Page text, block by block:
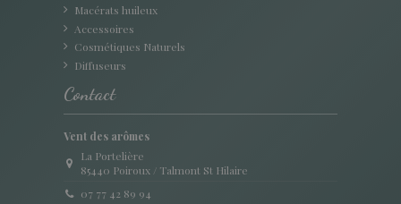
Macérats huileux
Accessoires
Cosmétiques Naturels
Diffuseurs
Contact
Vent des arômes
La Portelière
85440 Poiroux / Talmont St Hilaire
07 77 42 89 94